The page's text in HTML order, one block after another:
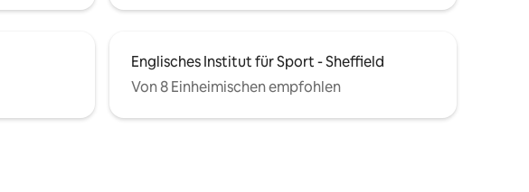
Englisches Institut für Sport - Sheffield
Von 8 Einheimischen empfohlen